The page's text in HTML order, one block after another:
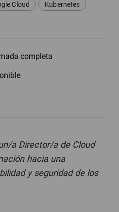
Cloud Kubernetes
completa
a Director/a de Cloud
hacia una
y seguridad de los